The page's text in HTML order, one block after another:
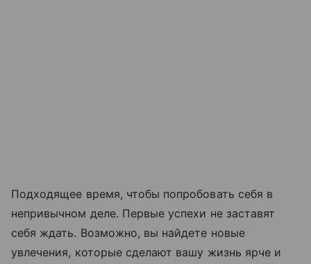
Подходящее время, чтобы попробовать себя в
непривычном деле. Первые успехи не заставят
себя ждать. Возможно, вы найдете новые
увлечения, которые сделают вашу жизнь ярче и